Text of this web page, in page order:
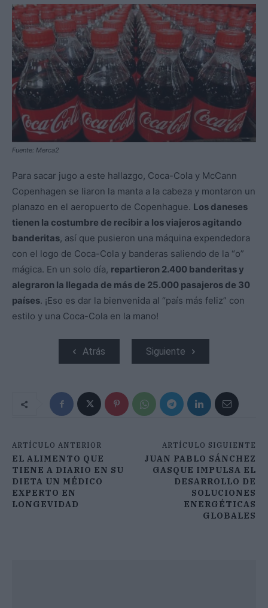
Fuente: Merca2
Para sacar jugo a este hallazgo, Coca-Cola y McCann
Copenhagen se liaron la manta a la cabeza y montaron un
planazo en el aeropuerto de Copenhague. Los daneses
tienen la costumbre de recibir a los viajeros agitando
banderitas, así que pusieron una máquina expendedora
con el logo de Coca-Cola y banderas saliendo de la “o”
mágica. En un solo día, repartieron 2.400 banderitas y
alegraron la llegada de más de 25.000 pasajeros de 30
países. ¡Eso es dar la bienvenida al “país más feliz” con
estilo y una Coca-Cola en la mano!
Atrás Siguiente
ARTÍCULO ANTERIOR
EL ALIMENTO QUE
TIENE A DIARIO EN SU
DIETA UN MÉDICO
EXPERTO EN
LONGEVIDAD
ARTÍCULO SIGUIENTE
JUAN PABLO SÁNCHEZ
GASQUE IMPULSA EL
DESARROLLO DE
SOLUCIONES
ENERGÉTICAS
GLOBALES